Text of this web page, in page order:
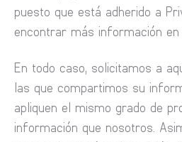
puesto que está adherido a
encontrar más información en
En todo caso, solicitamos a
las que compartimos su
apliquen el mismo grado de
información que nosotros.